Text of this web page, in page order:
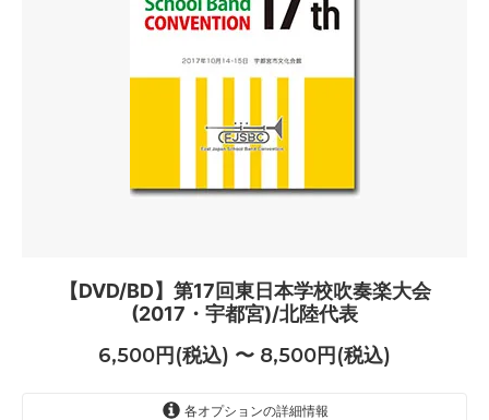
【DVD/BD】第17回東日本学校吹奏楽大会
(2017・宇都宮)/北陸代表
6,500円(税込) 〜 8,500円(税込)
各オプションの詳細情報